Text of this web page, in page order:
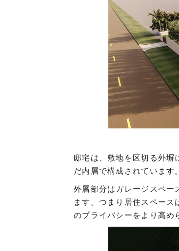
邸宅は、敷地を区切る外塀
だ内層で構成されています。
外層部分はガレージスペー
ます。つまり居住スペー
のプライバシーをより高め